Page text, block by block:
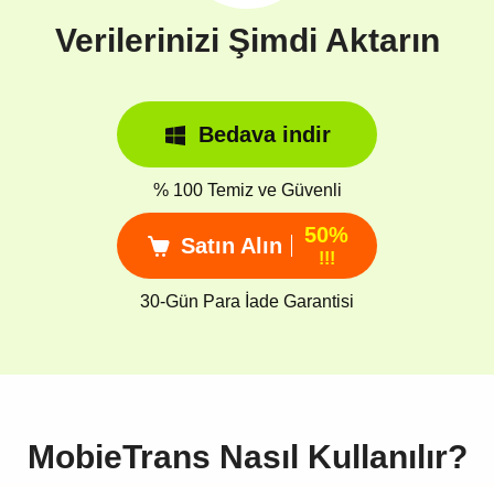
Verilerinizi Şimdi Aktarın
Bedava indir
% 100 Temiz ve Güvenli
Satın Alın 50%
!!!
30-Gün Para İade Garantisi
MobieTrans Nasıl Kullanılır?